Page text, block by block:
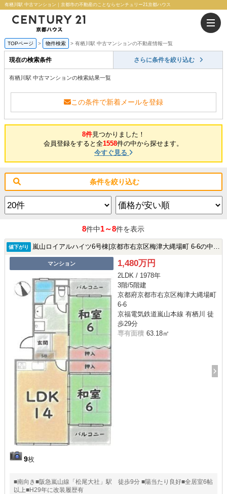
有栖川駅 中古マンション｜京都市の不動産のことならセンチュリー21京都ハウス
TOPページ 物件検索 有栖川駅 中古マンションの不動産情報一覧
現在の検索条件 さらに条件を絞り込む
有栖川駅 中古マンションの検索結果一覧
この条件で新着メールを登録
8件見つかりました！
会員登録をすると全1558件の中から探せます。
今すぐ見る
条件を絞り込む
8件中1～8件を表示
値下がり 嵐山ロイアルハイツ6号棟|京都市右京区梅津大縄場町 6-6の中古マンション
マンション
9枚
1,480万円
2LDK / 1978年
3階/5階建
京都府京都市右京区梅津大縄場町
6-6
京福電気鉄道嵐山本線 有栖川 徒
歩29分
専有面積 63.18㎡
■南向き■阪急嵐山線「松尾大社」駅 徒歩9分 ■陽当たり良好■全居室6帖
以上■H29年に改装履歴有